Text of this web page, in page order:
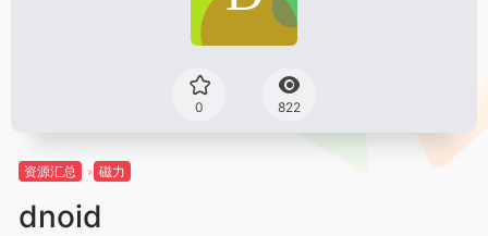
0 822
资源汇总 磁力
dnoid